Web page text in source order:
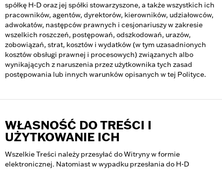
spółkę H-D oraz jej spółki stowarzyszone, a także wszystkich ich
pracowników, agentów, dyrektorów, kierowników, udziałowców,
adwokatów, następców prawnych i cesjonariuszy w zakresie
wszelkich roszczeń, postępowań, odszkodowań, urazów,
zobowiązań, strat, kosztów i wydatków (w tym uzasadnionych
kosztów obsługi prawnej i procesowych) związanych albo
wynikających z naruszenia przez użytkownika tych zasad
postępowania lub innych warunków opisanych w tej Polityce.
WŁASNOŚĆ DO TREŚCI I
UŻYTKOWANIE ICH
Wszelkie Treści należy przesyłać do Witryny w formie
elektronicznej. Natomiast w wypadku przesłania do H-D